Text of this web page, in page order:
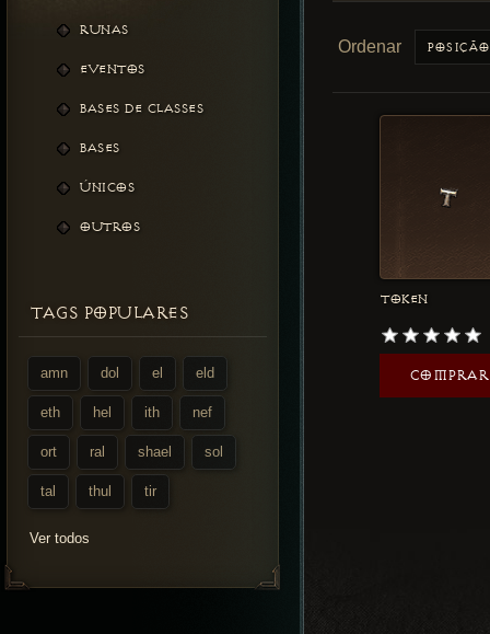
RUNAS
EVENTOS
BASES DE CLASSES
BASES
ÚNICOS
OUTROS
TAGS POPULARES
amn dol el eld
eth hel ith nef
ort ral shael sol
tal thul tir
Ver todos
Ordenar
TOKEN
COMPRAR